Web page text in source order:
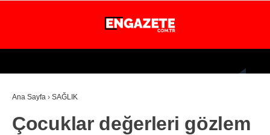
24.4
İSTANBUL
GÜNDEM
EKONOMİ
Ana Sayfa › SAĞLIK
Çocuklar değerleri gözlem